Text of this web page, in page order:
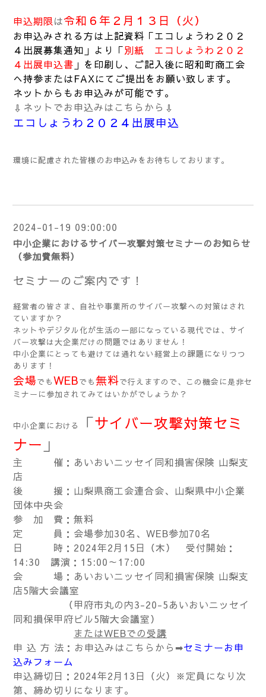
申込期限は令和６年２月１３日（火）
お申込みされる方は上記資料「エコしょうわ２０２
４出展募集通知」より「別紙 エコしょうわ２０２
４出展申込書 」を印刷し、ご記入後に昭和町商工会
へ持参またはFAXにてご提出をお願い致します。
ネットからもお申込みが可能です。
⇩ネットでお申込みはこちらから⇩
エコしょうわ２０２４出展申込
環境に配慮された皆様のお申込みをお待ちしております。
2024-01-19 09:00:00
中小企業におけるサイバー攻撃対策セミナーのお知らせ
（参加費無料）
セミナーのご案内です！
経営者の皆さま、自社や事業所のサイバー攻撃への対策はされ
ていますか？
ネットやデジタル化が生活の一部になっている現代では、サイ
バー攻撃は大企業だけの問題ではありません！
中小企業にとっても避けては通れない経営上の課題になりつつ
あります！
会場でもWEBでも無料で行えますので、この機会に是非セ
ミナーに参加されてみてはいかがでしょうか？
中小企業における 「サイバー攻撃対策セミ
ナー 」
主 催：あいおいニッセイ同和損害保険 山梨支
店
後 援：山梨県商工会連合会、山梨県中小企業
団体中央会
参 加 費：無料
定 員：会場参加30名、WEB参加70名
日 時：2024年2月15日（木） 受付開始：
14:30 講演：15:00～17:00
会 場：あいおいニッセイ同和損害保険 山梨支
店5階大会議室
（甲府市丸の内3-20-5あいおいニッセイ
同和損保甲府ビル5階大会議室）
またはWEBでの受講
申 込 方 法：お申込みはこちらから➡セミナーお申
込みフォーム
申込締切日：2024年2月13日（火）※定員になり次
第、締め切りになります。